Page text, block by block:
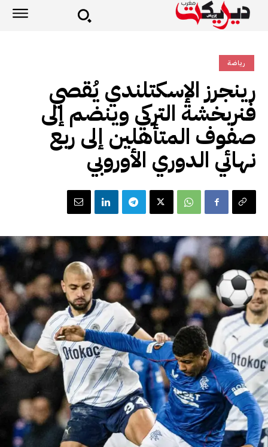
رياضة
رينجرز الإسكتلندي يُقصي
فنربخشة التركي وينضم إلى
صفوف المتأهلين إلى ربع
نهائي الدوري الأوروبي